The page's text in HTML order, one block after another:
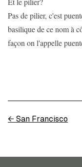
Pas de pilier, c'est
basilique de ce nom à
façon on l'appelle
← San Francisco